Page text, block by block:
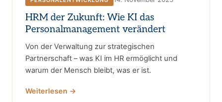
HRM der Zukunft: Wie KI das
Personalmanagement verändert
Von der Verwaltung zur strategischen
Partnerschaft – was KI im HR ermöglicht und
warum der Mensch bleibt, was er ist.
Weiterlesen →